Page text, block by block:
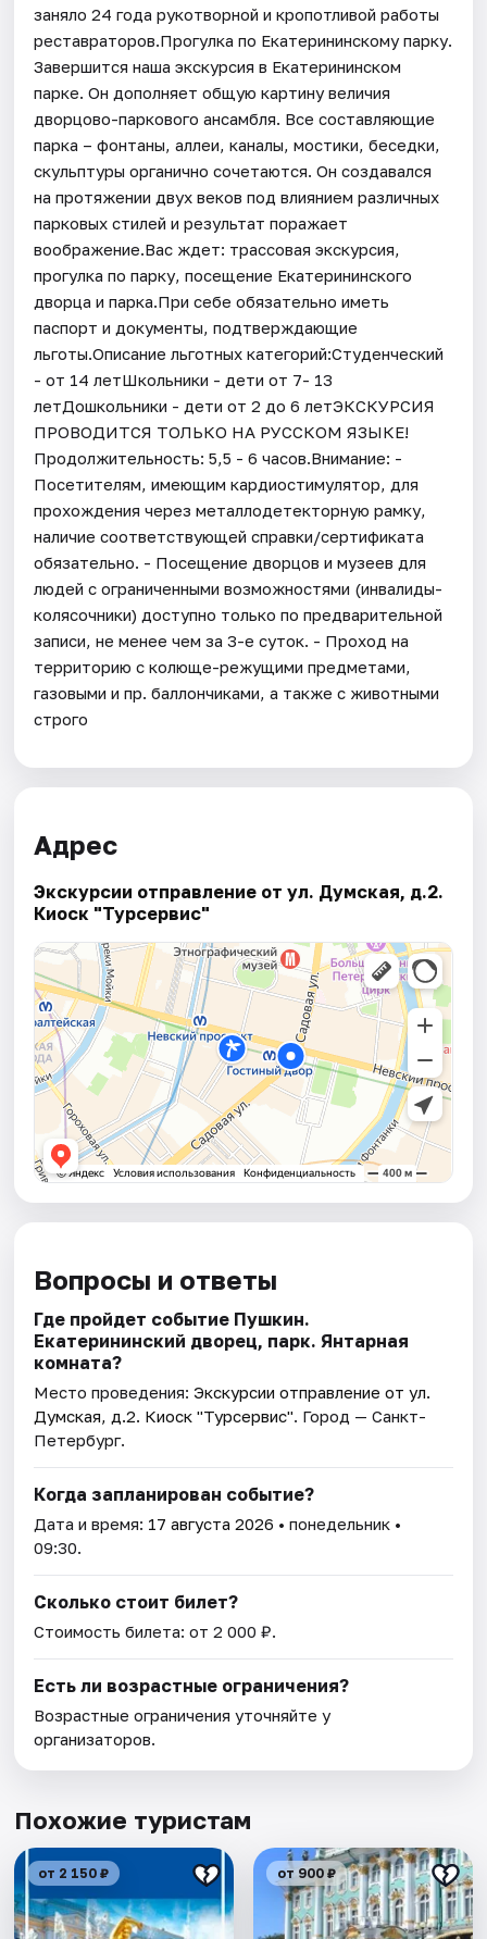
заняло 24 года рукотворной и кропотливой работы
реставраторов.Прогулка по Екатерининскому парку.
Завершится наша экскурсия в Екатерининском
парке. Он дополняет общую картину величия
дворцово-паркового ансамбля. Все составляющие
парка – фонтаны, аллеи, каналы, мостики, беседки,
скульптуры органично сочетаются. Он создавался
на протяжении двух веков под влиянием различных
парковых стилей и результат поражает
воображение.Вас ждет: трассовая экскурсия,
прогулка по парку, посещение Екатерининского
дворца и парка.При себе обязательно иметь
паспорт и документы, подтверждающие
льготы.Описание льготных категорий:Студенческий
- от 14 летШкольники - дети от 7- 13
летДошкольники - дети от 2 до 6 летЭКСКУРСИЯ
ПРОВОДИТСЯ ТОЛЬКО НА РУССКОМ ЯЗЫКЕ!
Продолжительность: 5,5 - 6 часов.Внимание: -
Посетителям, имеющим кардиостимулятор, для
прохождения через металлодетекторную рамку,
наличие соответствующей справки/сертификата
обязательно. - Посещение дворцов и музеев для
людей с ограниченными возможностями (инвалиды-
колясочники) доступно только по предварительной
записи, не менее чем за 3-е суток. - Проход на
территорию с колюще-режущими предметами,
газовыми и пр. баллончиками, а также с животными
строго
Адрес
Экскурсии отправление от ул. Думская, д.2.
Киоск "Турсервис"
Вопросы и ответы
Где пройдет событие Пушкин.
Екатерининский дворец, парк. Янтарная
комната?
Место проведения:Экскурсии отправление от ул.
Думская, д.2. Киоск "Турсервис". Город — Санкт-
Петербург.
Когда запланирован событие?
Дата и время: 17 августа 2026 • понедельник •
09:30.
Сколько стоит билет?
Стоимость билета: от 2 000 ₽.
Есть ли возрастные ограничения?
Возрастные ограничения уточняйте у
организаторов.
Похожие туристам
от 2 150 ₽ от 900 ₽